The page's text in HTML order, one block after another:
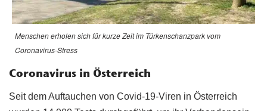
Menschen erholen sich für kurze Zeit im Türkenschanzpark vom
Coronavirus-Stress
Coronavirus in Österreich
Seit dem Auftauchen von Covid-19-Viren in Österreich